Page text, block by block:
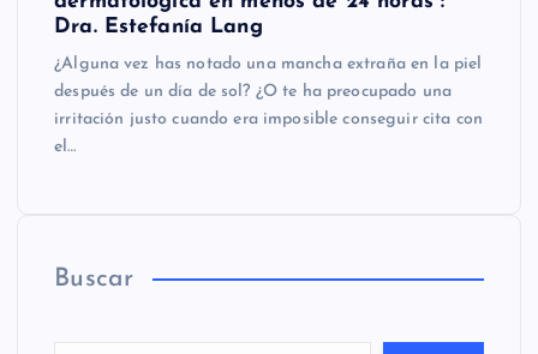
Dra. Estefanía Lang
¿Alguna vez has notado una mancha extraña en la piel
después de un día de sol? ¿O te ha preocupado una
irritación justo cuando era imposible conseguir cita con
el…
Buscar